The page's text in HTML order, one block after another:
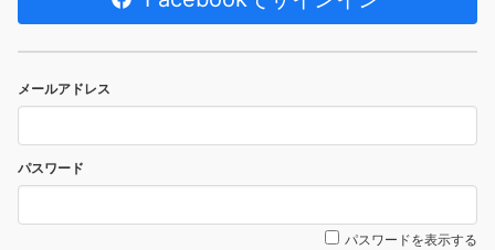
メールアドレス
パスワード
パスワードを表示する